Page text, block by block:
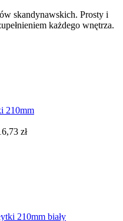
skandynawskich. Prosty i
każdego wnętrza.
zł